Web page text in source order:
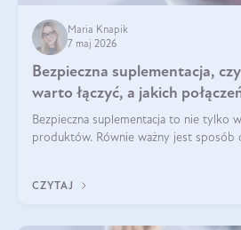
Maria Knapik
7 maj 2026
Bezpieczna suplementacja,
warto łączyć, a jakich
Bezpieczna suplementacja to nie tylko
produktów. Równie ważny jest sposób
CZYTAJ